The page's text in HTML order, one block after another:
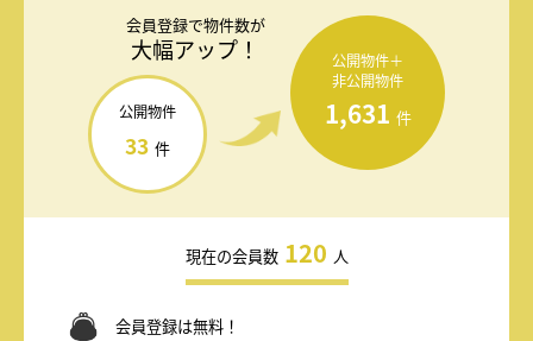
会員登録で物件数が
大幅アップ！
公開物件
33 件
公開物件＋
非公開物件
1,631 件
現在の会員数 120 人
会員登録は無料！